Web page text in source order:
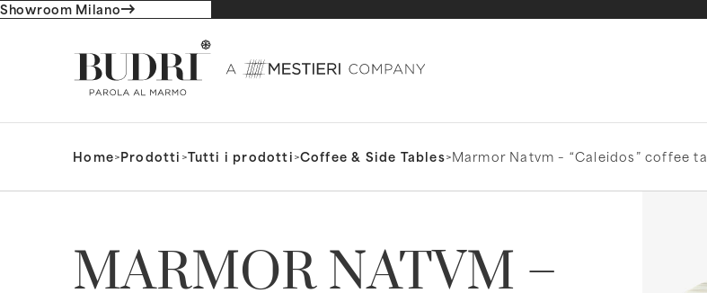
Showroom Milano
Home>Prodotti>Tutti i prodotti>Coffee & Side Tables>Marmor Natvm – “Caleidos” coffee
MARMOR NATVM –